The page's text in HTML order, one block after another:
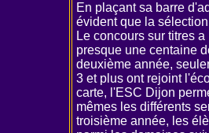
En plaçant sa barre
évident que la
Le concours sur titres
presque une centaine
deuxième année,
3 et plus ont rejoint
carte, l'ESC Dijon
mêmes les différents
troisième année, les